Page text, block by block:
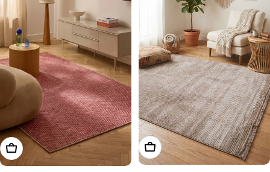
Seçenekleri Belirleyin Seçenekleri Belirleyin